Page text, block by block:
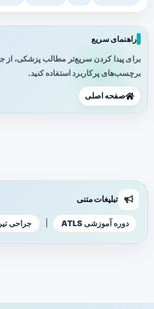
راهنمای سریع
برای پیدا کردن سریع‌تر مطالب پزشکی، از
برچسب‌های پرکاربرد استفاده کنید.
صفحه اصلی
تبلیغات متنی
دوره آموزشی ATLS جراحی